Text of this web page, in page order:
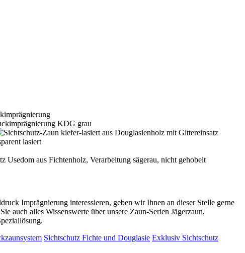
Imprägnierung interessieren, geben wir Ihnen an dieser Stelle gerne
auch alles Wissenswerte über unsere Zaun-Serien Jägerzaun,
Sichtschutz Fichte und Douglasie Exklusiv Sichtschutz